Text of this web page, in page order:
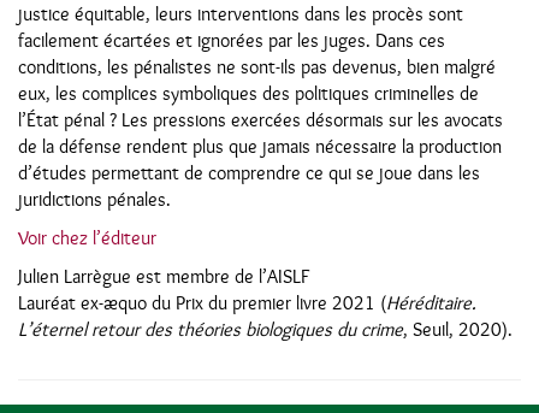
justice équitable, leurs interventions dans les procès sont
facilement écartées et ignorées par les juges. Dans ces
conditions, les pénalistes ne sont-ils pas devenus, bien malgré
eux, les complices symboliques des politiques criminelles de
l’État pénal ? Les pressions exercées désormais sur les avocats
de la défense rendent plus que jamais nécessaire la production
d’études permettant de comprendre ce qui se joue dans les
juridictions pénales.
Voir chez l’éditeur
Julien Larrègue est membre de l’AISLF
Lauréat ex-æquo du Prix du premier livre 2021 (Héréditaire.
L’éternel retour des théories biologiques du crime, Seuil, 2020).